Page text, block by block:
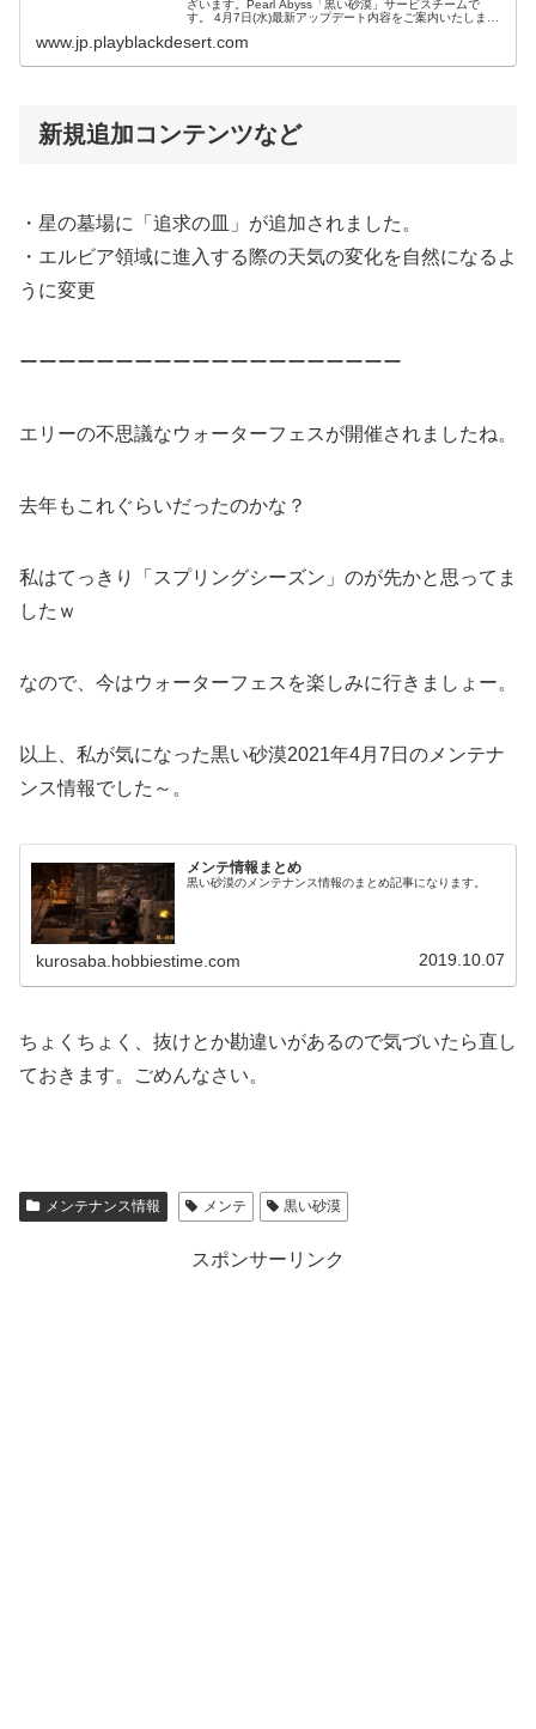
ざいます。Pearl Abyss「黒い砂漠」サービスチームで
す。 4月7日(水)最新アップデート内容をご案内いたしま
クター1...
www.jp.playblackdesert.com
新規追加コンテンツなど
・星の墓場に「追求の皿」が追加されました。
・エルビア領域に進入する際の天気の変化を自然になるよ
うに変更
ーーーーーーーーーーーーーーーーーーーー
エリーの不思議なウォーターフェスが開催されましたね。
去年もこれぐらいだったのかな？
私はてっきり「スプリングシーズン」のが先かと思ってま
したｗ
なので、今はウォーターフェスを楽しみに行きましょー。
以上、私が気になった黒い砂漠2021年4月7日のメンテナ
ンス情報でした～。
メンテ情報まとめ
黒い砂漠のメンテナンス情報のまとめ記事になります。
kurosaba.hobbiestime.com 2019.10.07
ちょくちょく、抜けとか勘違いがあるので気づいたら直し
ておきます。ごめんなさい。
メンテナンス情報 メンテ 黒い砂漠
スポンサーリンク